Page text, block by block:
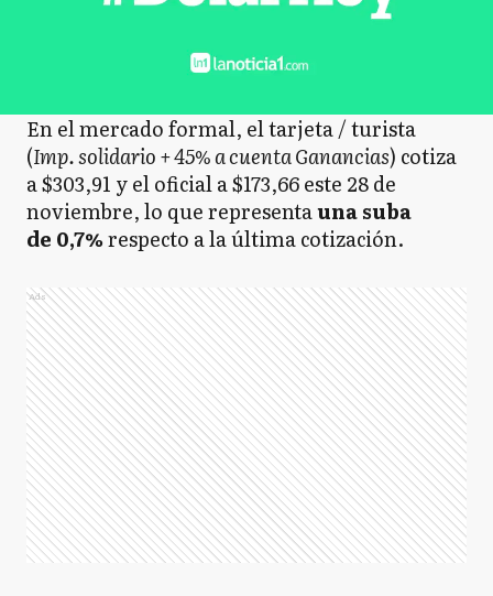
En el mercado formal, el tarjeta / turista
(Imp. solidario + 45% a cuenta Ganancias) cotiza
a $303,91 y el oficial a $173,66 este 28 de
noviembre, lo que representauna suba
de 0,7%respecto a la última cotización.
Ads